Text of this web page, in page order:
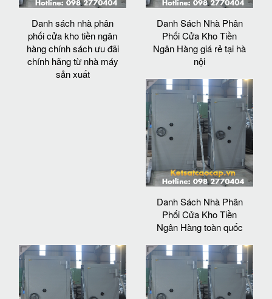
Danh sách nhà phân
phối cửa kho tiền ngân
hàng chính sách ưu đãi
chính hãng từ nhà máy
sản xuất
Danh Sách Nhà Phân
Phối Cửa Kho Tiền
Ngân Hàng giá rẻ tại hà
nội
Danh Sách Nhà Phân
Phối Cửa Kho Tiền
Ngân Hàng toàn quốc